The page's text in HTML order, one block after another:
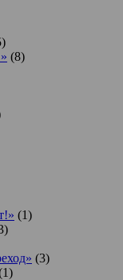
(8)
(1)
(3)